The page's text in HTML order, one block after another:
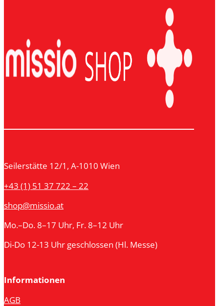
Seilerstätte 12/1, A-1010 Wien
+43 (1) 51 37 722 – 22
shop@missio.at
Mo.–Do. 8–17 Uhr, Fr. 8–12 Uhr
Di-Do 12-13 Uhr geschlossen (Hl. Messe)
Informationen
AGB